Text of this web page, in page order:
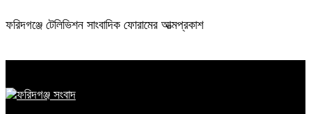
ফরিদগঞ্জে টেলিভিশন সাংবাদিক ফোরামের আত্মপ্রকাশ